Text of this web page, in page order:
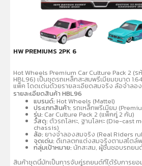
HW PREMIUMS 2PK 6
Hot Wheels Premium Car Culture Pack 2 (ร
HBL96) เป็นชุดรถเหล็กสะสมพรีเมียมขนาด
แพ็ค โดดเด่นด้วยรายละเอียดสมจริง ล้อจำลอ
และฐานผลิตจากโลหะ (Metal/Metal) คละแบบร
แข่งที่เป็นที่นิยม เช่น Porsche, Audi, Nissan เห
สะสมอายุ 3 ปีขึ้นไป
รายละเอียดสินค้า HBL96
แบรนด์: Hot Wheels (Mattel)
ประเภทสินค้า: รถเหล็กพรีเมียม
รุ่น: Car Culture Pack 2 (แพ็คคู่ 2 คัน)
วัสดุ: ตัวรถโลหะ, ฐานโลหะ (Die-cast
chassis)
ล้อ: ยางจำลองสมจริง (Real Riders
จุดเด่น: ดีเทลตกแต่งสมจริงตามสไตล์
กลุ่มเป้าหมาย: นักสะสม, ผู้ชื่นชอบรถยน
สินค้าชุดนี้มักเป็นการจับคู่รถยนต์ที่ได้รับการยอ